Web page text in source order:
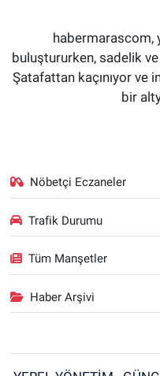
habermarascom,
buluştururken, sadelik
Şatafattan kaçınıyor ve
bir
Nöbetçi Eczaneler
Trafik Durumu
Tüm Manşetler
Haber Arşivi